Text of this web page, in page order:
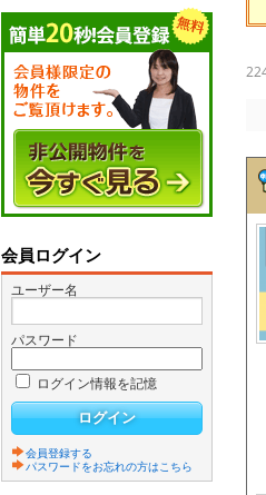
会員ログイン
ユーザー名
パスワード
ログイン情報を記憶
会員登録する
パスワードをお忘れの方はこちら